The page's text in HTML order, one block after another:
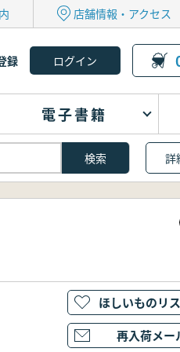
店舗情報・アクセス
録
電子書籍
詳
ほしいものリ
再入荷メー